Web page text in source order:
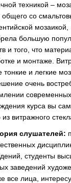
техникой –
общего со
мозаикой,
большую
и того, что
и монтаже.
тонкие и легкие
очень
современных
курса вы
из витражного
слушателей:
студенты
заведений
все лица,